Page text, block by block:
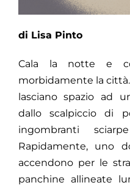
di Lisa Pinto
Cala la notte e
morbidamente la
lasciano spazio ad
dallo scalpiccio di
ingombranti
Rapidamente, uno
accendono per le
panchine allineate